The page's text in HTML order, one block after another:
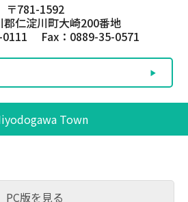
〒781-1592
郡仁淀川町大崎200番地
0111 Fax：0889-35-0571
Town
PC版を見る